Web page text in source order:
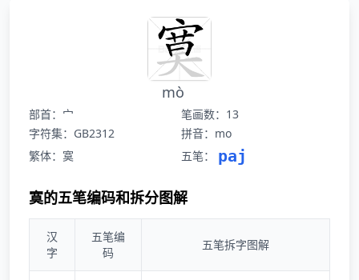
mò
部首：宀
笔画数：13
字符集：GB2312
拼音：mo
繁体：寞
五笔： paj
寞的五笔编码和拆分图解
汉
字
五笔编
码
五笔拆字图解